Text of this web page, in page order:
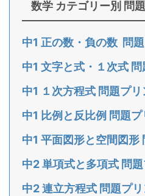
数学 カテゴリー別 問
中1 正の数・負の数 問
中1 文字と式・１次式 問
中1 １次方程式 問題プリ
中1 比例と反比例 問題プ
中1 平面図形と空間図形
中2 単項式と多項式 問
中2 連立方程式 問題プリ